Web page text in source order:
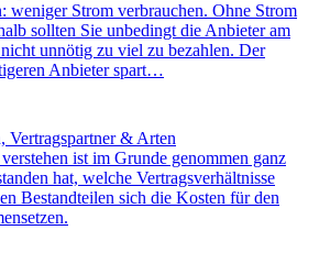
weniger Strom verbrauchen. Ohne Strom
sollten Sie unbedingt die Anbieter am
unnötig zu viel zu bezahlen. Der
Anbieter spart…
Vertragspartner & Arten
ist im Grunde genommen ganz
hat, welche Vertragsverhältnisse
Bestandteilen sich die Kosten für den